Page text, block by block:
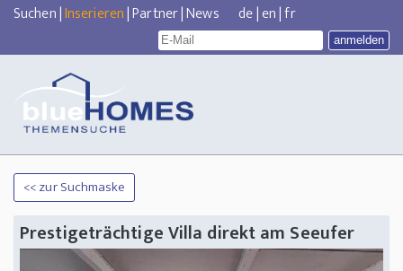
Suchen|Inserieren|Partner|News de|en|fr
<< zur Suchmaske
Prestigeträchtige Villa direkt am Seeufer